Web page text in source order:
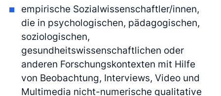
empirische Sozialwissenschaftler/innen,
die in psychologischen, pädagogischen,
soziologischen,
gesundheitswissenschaftlichen oder
anderen Forschungskontexten mit Hilfe
von Beobachtung, Interviews, Video und
Multimedia nicht-numerische qualitative